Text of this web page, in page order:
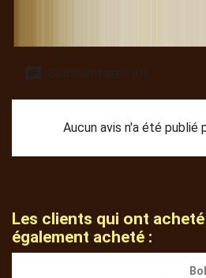
Commentaires (0)
Aucun avis n'a été publié
Les clients qui ont
également acheté :